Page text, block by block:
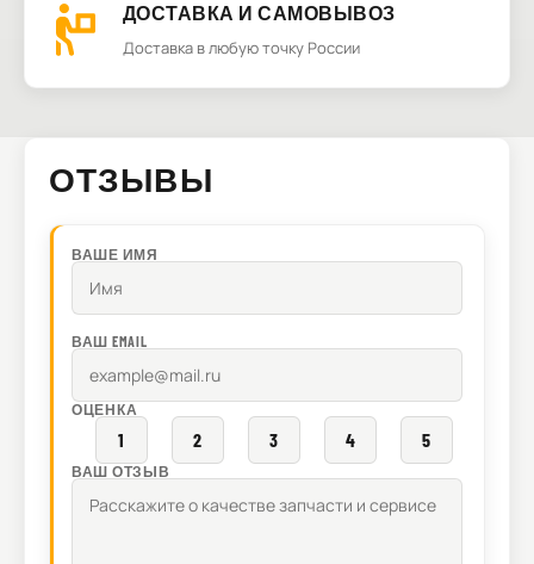
ДОСТАВКА И САМОВЫВОЗ
Доставка в любую точку России
ОТЗЫВЫ
ВАШЕ ИМЯ
ВАШ EMAIL
ОЦЕНКА
1 2 3 4 5
ВАШ ОТЗЫВ